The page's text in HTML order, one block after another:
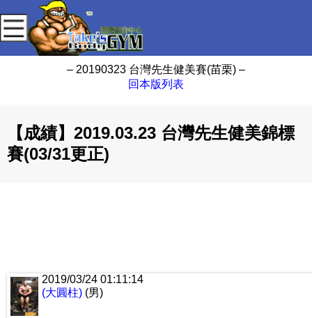
– 20190323 台灣先生健美賽(苗栗) –
回本版列表
【成績】2019.03.23 台灣先生健美錦標
賽(03/31更正)
2019/03/24 01:11:14
(大圓柱) (男)